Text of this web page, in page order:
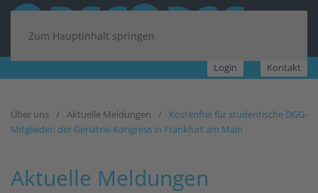
Zum Hauptinhalt springen
Login Kontakt
Über uns Aktuelle Meldungen
Kostenfrei für studentische DGG-
Mitglieder: der Geriatrie-Kongress in Frankfurt am Main
Aktuelle Meldungen